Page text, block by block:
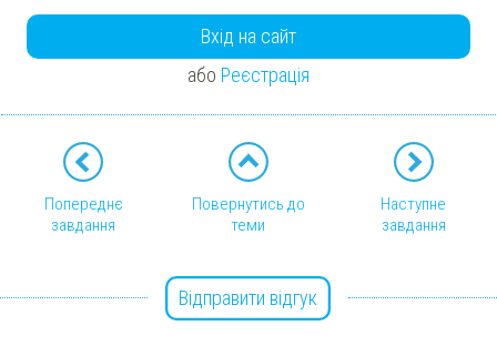
Вхід на сайт
або Реєстрація
Попереднє
завдання
Повернутись до
теми
Наступне
завдання
Відправити відгук